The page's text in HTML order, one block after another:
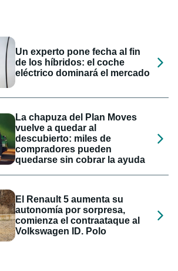
Un experto pone fecha al fin
de los híbridos: el coche
eléctrico dominará el mercado
La chapuza del Plan Moves
vuelve a quedar al
descubierto: miles de
compradores pueden
quedarse sin cobrar la ayuda
El Renault 5 aumenta su
autonomía por sorpresa,
comienza el contraataque al
Volkswagen ID. Polo